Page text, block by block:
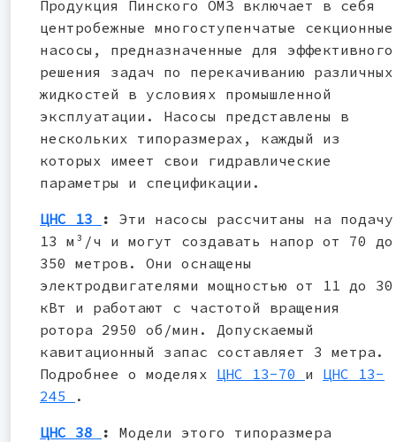
Продукция Пинского ОМЗ включает в себя
центробежные многоступенчатые секционные
насосы, предназначенные для эффективного
решения задач по перекачиванию различных
жидкостей в условиях промышленной
эксплуатации. Насосы представлены в
нескольких типоразмерах, каждый из
которых имеет свои гидравлические
параметры и спецификации.
ЦНС 13 : Эти насосы рассчитаны на подачу
13 м³/ч и могут создавать напор от 70 до
350 метров. Они оснащены
электродвигателями мощностью от 11 до 30
кВт и работают с частотой вращения
ротора 2950 об/мин. Допускаемый
кавитационный запас составляет 3 метра.
Подробнее о моделях ЦНС 13-70 и ЦНС 13-
245
.
ЦНС 38 : Модели этого типоразмера